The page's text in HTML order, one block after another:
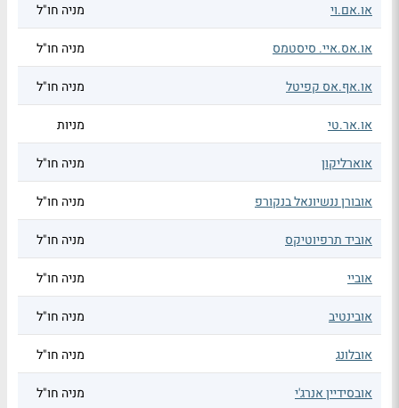
או.אם.וי מניה חו"ל
או.אס.איי. סיסטמס מניה חו"ל
או.אף.אס קפיטל מניה חו"ל
או.אר.טי מניות
אוארליקון מניה חו"ל
אובורן ננשיונאל בנקורפ מניה חו"ל
אוביד תרפיוטיקס מניה חו"ל
אוביי מניה חו"ל
אובינטיב מניה חו"ל
אובלונג מניה חו"ל
אובסידיין אנרג'י מניה חו"ל